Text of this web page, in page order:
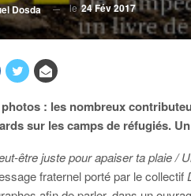
Dosda le24 Fév 2017
: les nombreux
sur les camps de réfugiés.
être juste pour apaiser ta plaie /
fraternel porté par le collectif